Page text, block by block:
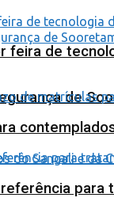
de
feira de